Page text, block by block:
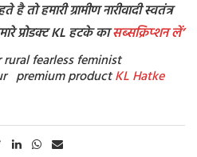
तो हमारी ग्रामीण नारीवादी स्वतंत्र
प्रोडक्ट KL हटके कासब्सक्रिप्शनलें’
fearless feminist
premium productKL Hatke